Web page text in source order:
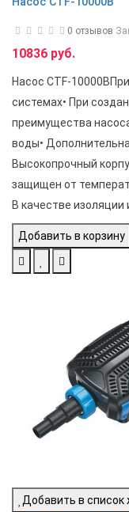
0 отзывов
10836 руб.
Насос CTF-
системах• При
преимущества
воды•
Высокопрочный
защищен от
В качестве изоляции
Добавить в корзину
Добавить в список